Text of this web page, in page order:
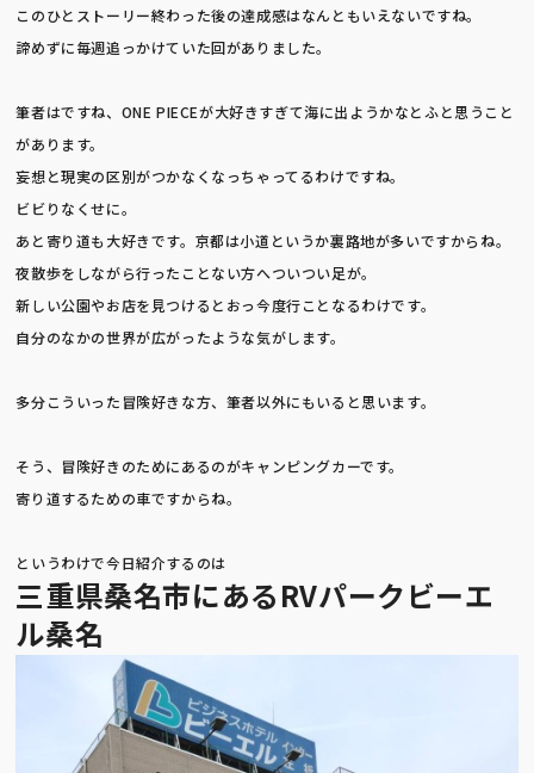
キャンピングカー ネットご予約
075-950-0448
9:00〜18:00(不定休)
このひとストーリー終わった後の達成感はなんともいえないですね。
諦めずに毎週追っかけていた回がありました。
筆者はですね、ONE PIECEが大好きすぎて海に出ようかなとふと思うこと
があります。
妄想と現実の区別がつかなくなっちゃってるわけですね。
ビビりなくせに。
あと寄り道も大好きです。京都は小道というか裏路地が多いですからね。
夜散歩をしながら行ったことない方へついつい足が。
新しい公園やお店を見つけるとおっ今度行ことなるわけです。
自分のなかの世界が広がったような気がします。
多分こういった冒険好きな方、筆者以外にもいると思います。
そう、冒険好きのためにあるのがキャンピングカーです。
寄り道するための車ですからね。
というわけで今日紹介するのは
三重県桑名市にあるRVパークビーエ
ル桑名